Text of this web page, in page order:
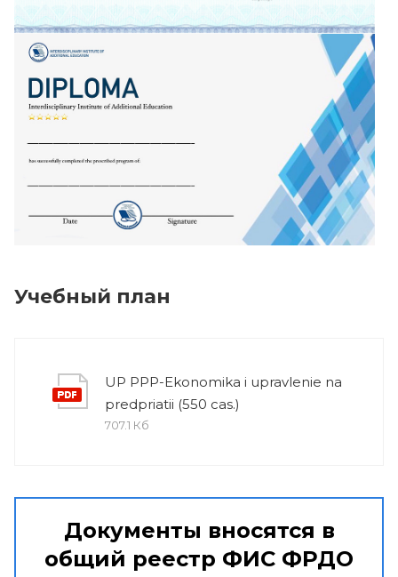
Учебный план
UP PPP-Ekonomika i upravlenie na
predpriatii (550 cas.)
707.1 Кб
Документы вносятся в
общий реестр ФИС ФРДО